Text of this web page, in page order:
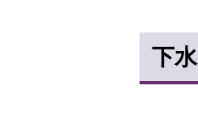
位
の
下